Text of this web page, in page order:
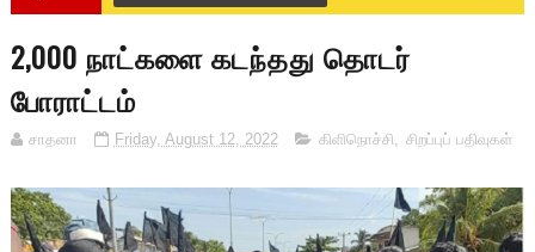
2,000 நாட்களை கடந்தது தொடர்
போராட்டம்
சாதனா Friday, August 12, 2022 கிளிநொச்சி, சிறப்புப் பதிவுகள்